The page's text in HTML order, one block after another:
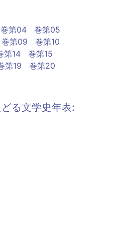
巻第04
巻第05
巻第09
巻第10
第14
巻第15
第19 巻第20
る文学史年表: